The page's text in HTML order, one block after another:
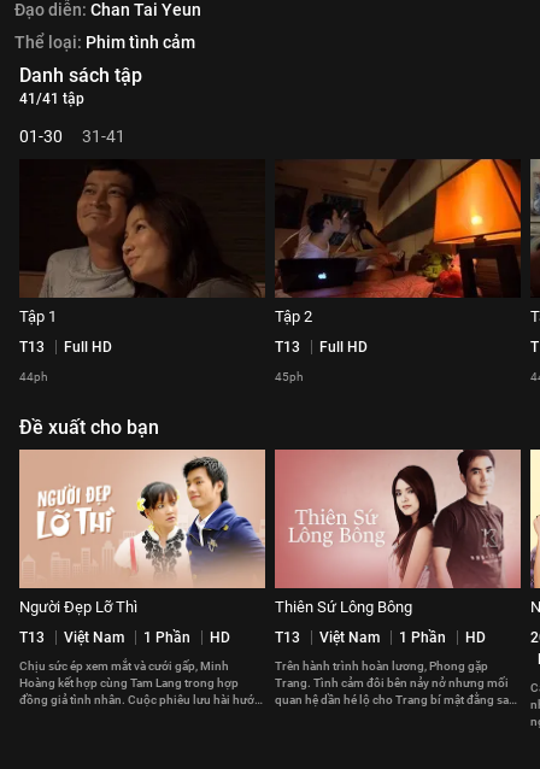
Đạo diễn: Chan Tai Yeun
Thể loại: Phim tình cảm
Danh sách tập
41/41 tập
01-30 31-41
Tập 1
T13 Full HD
44ph
Tập 2
T13 Full HD
45ph
Đề xuất cho bạn
Người Đẹp Lỡ Thì
T13 Việt Nam 1 Phần HD
Chịu sức ép xem mắt và cưới gấp, Minh
Hoàng kết hợp cùng Tam Lang trong hợp
đồng giả tình nhân. Cuộc phiêu lưu hài hước,
Thiên Sứ Lông Bông
T13 Việt Nam 1 Phần HD
Trên hành trình hoàn lương, Phong gặp
Trang. Tình cảm đôi bên nảy nở nhưng mối
quan hệ dần hé lộ cho Trang bí mật đằng sau